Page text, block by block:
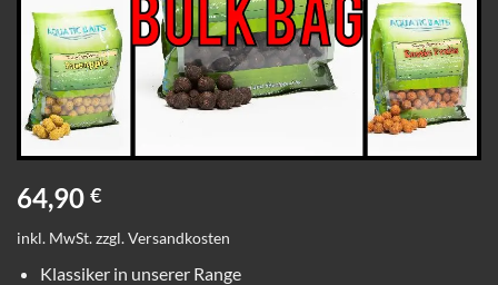
64,90 €
inkl. MwSt.zzgl.Versandkosten
Klassiker in unserer Range